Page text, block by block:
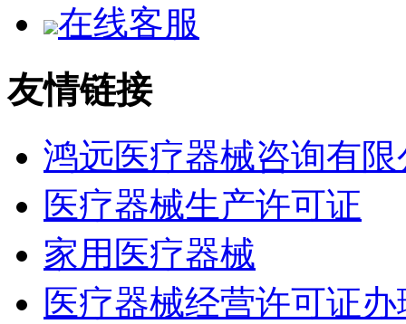
在线客服
友情链接
鸿远医疗器械咨询有限
医疗器械生产许可证
家用医疗器械
医疗器械经营许可证办